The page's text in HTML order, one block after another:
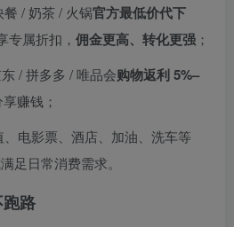
餐 / 奶茶 / 火锅官方最低价代下
专属折扣， 佣金更高、转化更强 ；
东 / 拼多多 / 唯品会购物返利 5%–
赚钱；
、电影票、酒店、加油、洗车等
足日常消费需求。
路